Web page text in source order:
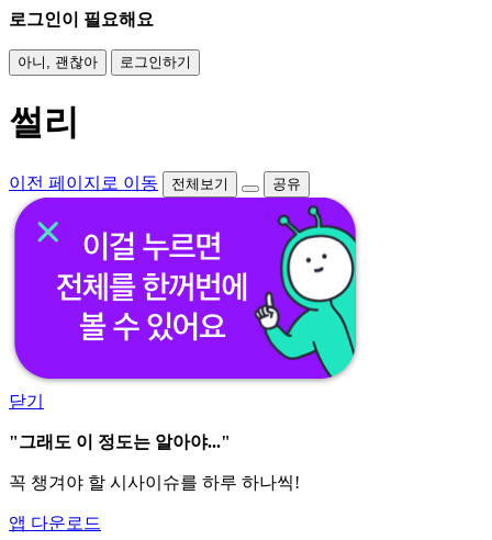
로그인이 필요해요
아니, 괜찮아 로그인하기
썰리
이전 페이지로 이동 전체보기 공유
닫기
"그래도 이 정도는 알아야..."
꼭 챙겨야 할 시사이슈를 하루 하나씩!
앱 다운로드